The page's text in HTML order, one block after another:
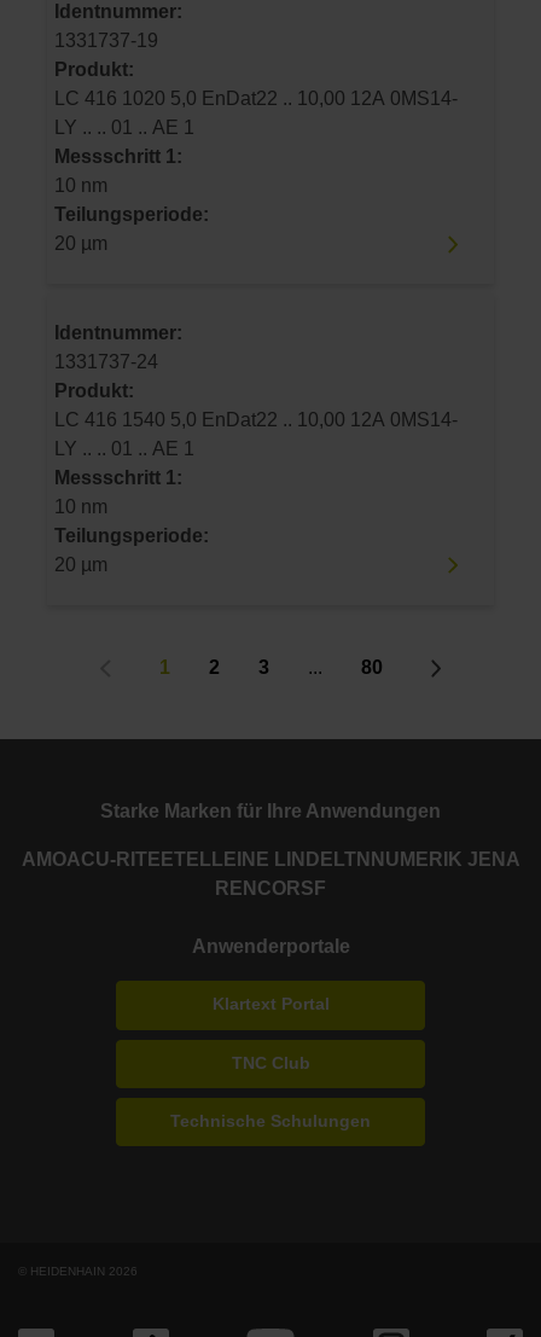
Identnummer:
1331737-19
Produkt:
LC 416 1020 5,0 EnDat22 .. 10,00 12A 0MS14-
LY .. .. 01 .. AE 1
Messschritt 1:
10 nm
Teilungsperiode:
20 µm
Identnummer:
1331737-24
Produkt:
LC 416 1540 5,0 EnDat22 .. 10,00 12A 0MS14-
LY .. .. 01 .. AE 1
Messschritt 1:
10 nm
Teilungsperiode:
20 µm
1 2 3 ... 80
Starke Marken für Ihre Anwendungen
AMOACU-RITE ETEL LEINE LINDE LTN NUMERIK JENA
RENCORSF
Anwenderportale
Klartext Portal
TNC Club
Technische Schulungen
© HEIDENHAIN 2026